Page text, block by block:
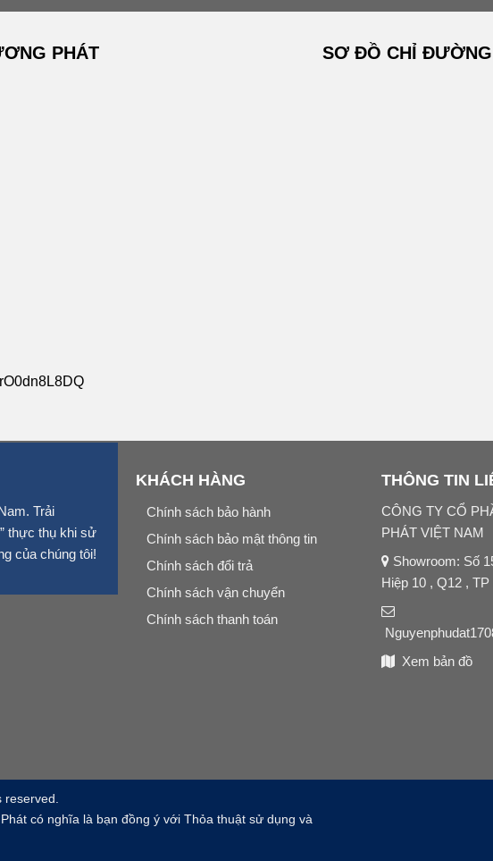
PHÁT SƠ ĐỒ CHỈ ĐƯỜNG
Trải
thực thụ khi sử
của chúng tôi!
KHÁCH HÀNG
Chính sách bảo hành
Chính sách bảo mật thông tin
Chính sách đổi trả
Chính sách vận chuyển
Chính sách thanh toán
THÔNG TIN
CÔNG TY CỔ
PHÁT VIỆT NAM
Showroom: Số
Hiệp 10 , Q12 ,
Xem bản đồ
có nghĩa là bạn đồng ý với Thỏa thuật sử dụng và